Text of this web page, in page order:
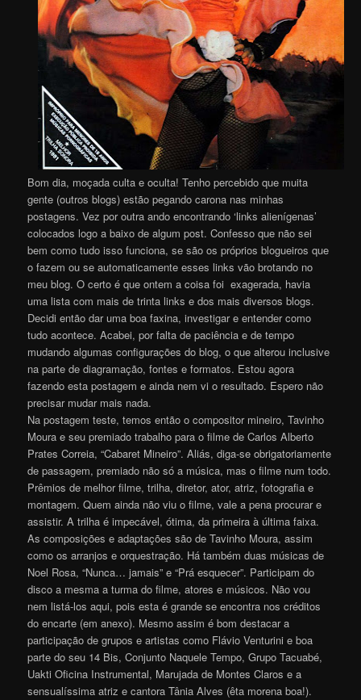
Bom dia, moçada culta e oculta! Tenho percebido que muita
gente (outros blogs) estão pegando carona nas minhas
postagens. Vez por outra ando encontrando ‘links alienígenas’
colocados logo a baixo de algum post. Confesso que não sei
bem como tudo isso funciona, se são os próprios blogueiros que
o fazem ou se automaticamente esses links vão brotando no
meu blog. O certo é que ontem a coisa foi exagerada, havia
uma lista com mais de trinta links e dos mais diversos blogs.
Decidi então dar uma boa faxina, investigar e entender como
tudo acontece. Acabei, por falta de paciência e de tempo
mudando algumas configurações do blog, o que alterou inclusive
na parte de diagramação, fontes e formatos. Estou agora
fazendo esta postagem e ainda nem vi o resultado. Espero não
precisar mudar mais nada.
Na postagem teste, temos então o compositor mineiro, Tavinho
Moura e seu premiado trabalho para o filme de Carlos Alberto
Prates Correia, “Cabaret Mineiro”. Aliás, diga-se obrigatoriamente
de passagem, premiado não só a música, mas o filme num todo.
Prêmios de melhor filme, trilha, diretor, ator, atriz, fotografia e
montagem. Quem ainda não viu o filme, vale a pena procurar e
assistir. A trilha é impecável, ótima, da primeira à última faixa.
As composições e adaptações são de Tavinho Moura, assim
como os arranjos e orquestração. Há também duas músicas de
Noel Rosa, “Nunca… jamais” e “Prá esquecer”. Participam do
disco a mesma a turma do filme, atores e músicos. Não vou
nem listá-los aqui, pois esta é grande se encontra nos créditos
do encarte (em anexo). Mesmo assim é bom destacar a
participação de grupos e artistas como Flávio Venturini e boa
parte do seu 14 Bis, Conjunto Naquele Tempo, Grupo Tacuabé,
Uakti Oficina Instrumental, Marujada de Montes Claros e a
sensualíssima atriz e cantora Tânia Alves (êta morena boa!).